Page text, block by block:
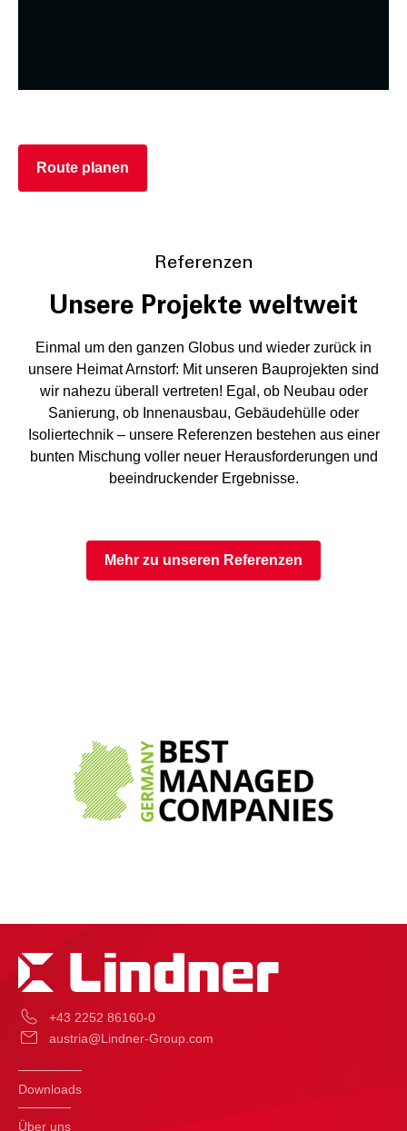
Route planen
Referenzen
Unsere Projekte weltweit
Einmal um den ganzen Globus und wieder zurück in
unsere Heimat Arnstorf: Mit unseren Bauprojekten sind
wir nahezu überall vertreten! Egal, ob Neubau oder
Sanierung, ob Innenausbau, Gebäudehülle oder
Isoliertechnik – unsere Referenzen bestehen aus einer
bunten Mischung voller neuer Herausforderungen und
beeindruckender Ergebnisse.
Mehr zu unseren Referenzen
+43 2252 86160-0
austria@Lindner-Group.com
Downloads
Über uns